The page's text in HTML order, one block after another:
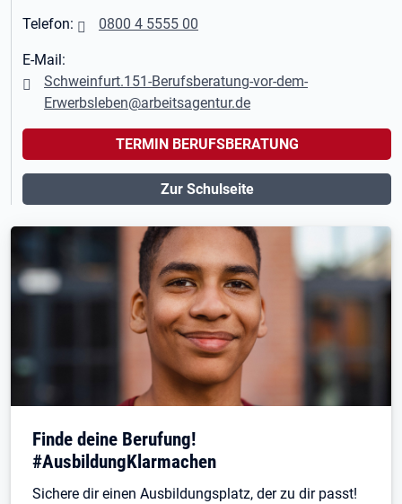
Telefon: 0800 4 5555 00
E-Mail:
Schweinfurt.151-Berufsberatung-vor-dem-
Erwerbsleben@arbeitsagentur.de
TERMIN BERUFSBERATUNG
Zur Schulseite
Finde deine Berufung!
#AusbildungKlarmachen
Sichere dir einen Ausbildungsplatz, der zu dir passt!